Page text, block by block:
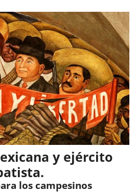
y ejército
los campesinos